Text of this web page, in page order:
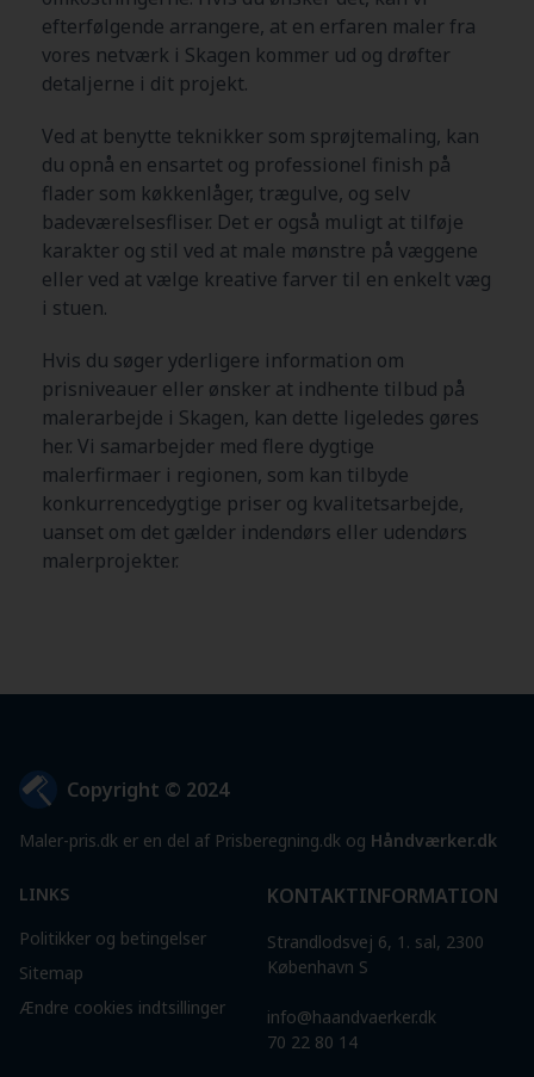
efterfølgende arrangere, at en erfaren maler fra
vores netværk i Skagen kommer ud og drøfter
detaljerne i dit projekt.
Ved at benytte teknikker som sprøjtemaling, kan
du opnå en ensartet og professionel finish på
flader som køkkenlåger, trægulve, og selv
badeværelsesfliser. Det er også muligt at tilføje
karakter og stil ved at male mønstre på væggene
eller ved at vælge kreative farver til en enkelt væg
i stuen.
Hvis du søger yderligere information om
prisniveauer eller ønsker at indhente tilbud på
malerarbejde i Skagen, kan dette ligeledes gøres
her. Vi samarbejder med flere dygtige
malerfirmaer i regionen, som kan tilbyde
konkurrencedygtige priser og kvalitetsarbejde,
uanset om det gælder indendørs eller udendørs
malerprojekter.
Copyright © 2024
Maler-pris.dk er en del af Prisberegning.dk og Håndværker.dk
LINKS
Politikker og betingelser
Sitemap
Ændre cookies indtsillinger
KONTAKTINFORMATION
Strandlodsvej 6, 1. sal, 2300
København S
info@haandvaerker.dk
70 22 80 14